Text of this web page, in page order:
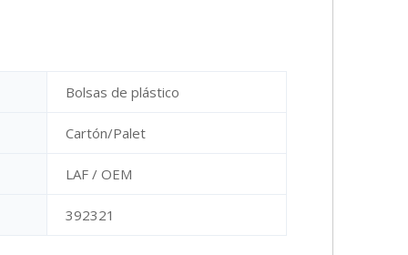
Bolsas de plástico
Cartón/Palet
LAF / OEM
392321